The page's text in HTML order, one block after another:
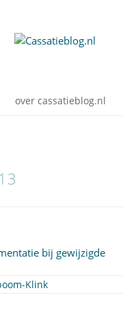
over cassatieblog.nl
bij gewijzigde
Klink